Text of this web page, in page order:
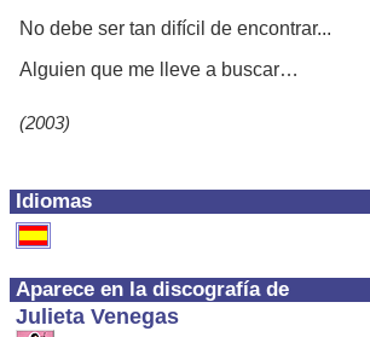
Idiomas
Aparece en la discografía de
Julieta Venegas
No debe ser tan difícil de encontrar...
Alguien que me lleve a buscar…
(2003)